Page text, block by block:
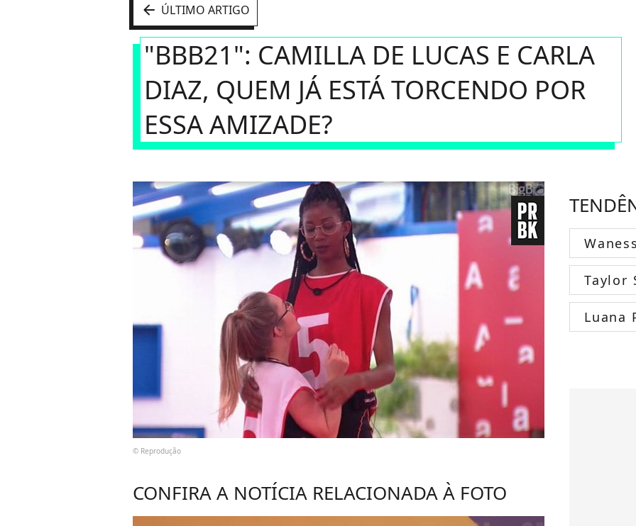
arrow_left ÚLTIMO ARTIGO
"BBB21": CAMILLA DE LUCAS E CARLA
DIAZ, QUEM JÁ ESTÁ TORCENDO POR
ESSA AMIZADE?
© Reprodução
CONFIRA A NOTÍCIA RELACIONADA À FOTO
Taylor
Luana